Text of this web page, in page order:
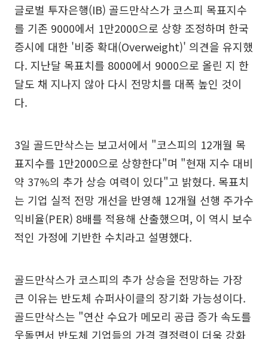
글로벌 투자은행(IB) 골드만삭스가 코스피 목표지수
를 기존 9000에서 1만2000으로 상향 조정하며 한국
증시에 대한 '비중 확대(Overweight)' 의견을 유지했
다. 지난달 목표치를 8000에서 9000으로 올린 지 한
달도 채 지나지 않아 다시 전망치를 대폭 높인 것이
다.
3일 골드만삭스는 보고서에서 "코스피의 12개월 목
표지수를 1만2000으로 상향한다"며 "현재 지수 대비
약 37%의 추가 상승 여력이 있다"고 밝혔다. 목표치
는 기업 실적 전망 개선을 반영해 12개월 선행 주가수
익비율(PER) 8배를 적용해 산출했으며, 이 역시 보수
적인 가정에 기반한 수치라고 설명했다.
골드만삭스가 코스피의 추가 상승을 전망하는 가장
큰 이유는 반도체 슈퍼사이클의 장기화 가능성이다.
골드만삭스는 "연산 수요가 메모리 공급 증가 속도를
웃돌면서 반도체 기업들의 가격 결정력이 더욱 강화